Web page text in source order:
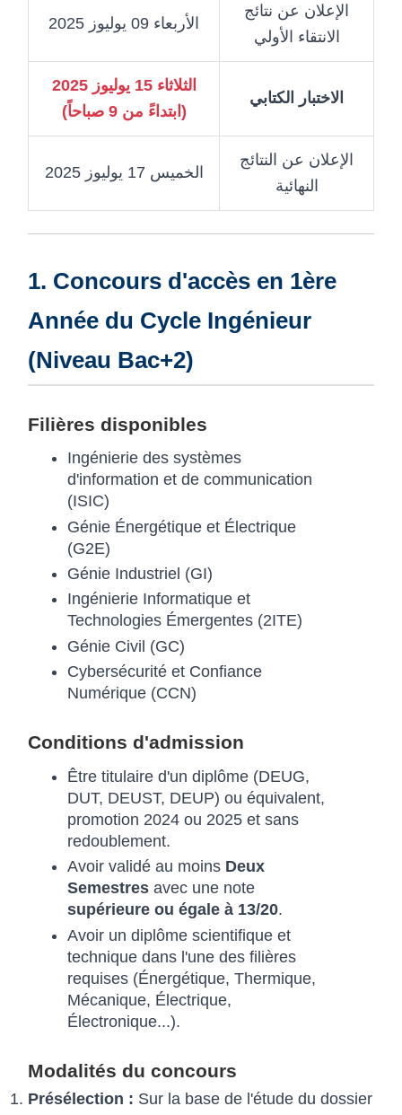
الإعلان عن نتائج
الانتقاء الأولي
الأربعاء 09 يوليوز 2025
الاختبار الكتابي
الثلاثاء 15 يوليوز 2025
(ابتداءً من 9 صباحاً)
الإعلان عن النتائج
النهائية
الخميس 17 يوليوز 2025
1. Concours d'accès en 1ère
Année du Cycle Ingénieur
(Niveau Bac+2)
Filières disponibles
Ingénierie des systèmes
d'information et de communication
(ISIC)
Génie Énergétique et Électrique
(G2E)
Génie Industriel (GI)
Ingénierie Informatique et
Technologies Émergentes (2ITE)
Génie Civil (GC)
Cybersécurité et Confiance
Numérique (CCN)
Conditions d'admission
Être titulaire d'un diplôme (DEUG,
DUT, DEUST, DEUP) ou équivalent,
promotion 2024 ou 2025 et sans
redoublement.
Avoir validé au moins Deux
Semestres avec une note
supérieure ou égale à 13/20.
Avoir un diplôme scientifique et
technique dans l'une des filières
requises (Énergétique, Thermique,
Mécanique, Électrique,
Électronique...).
Modalités du concours
Présélection : Sur la base de l'étude du dossier